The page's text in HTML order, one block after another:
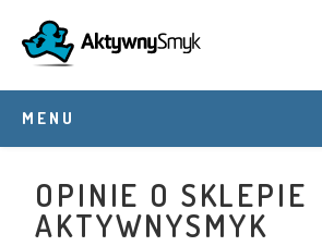
MENU
OPINIE O SKLEPIE
AKTYWNYSMYK